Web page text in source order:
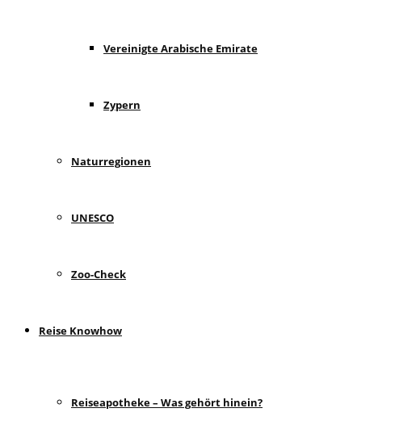
Vereinigte Arabische Emirate
Zypern
Naturregionen
UNESCO
Zoo-Check
Reise Knowhow
Reiseapotheke – Was gehört hinein?